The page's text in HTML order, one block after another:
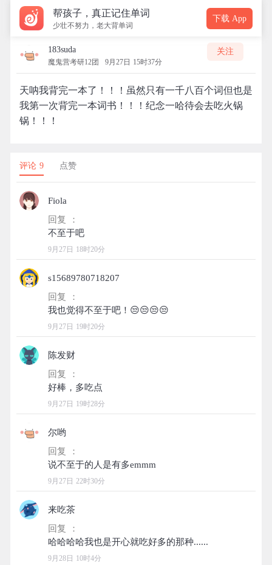
帮孩子，真正记住单词
少壮不努力，老大背单词
下载 App
183suda
魔鬼营考研12团 9月27日 15时37分
关注
天呐我背完一本了！！！虽然只有一千八百个词但也是
我第一次背完一本词书！！！纪念一哈待会去吃火锅
锅！！！
评论 9 点赞
Fiola
回复 ：
9月27日 18时20分
s15689780718207
回复 ：
9月27日 19时20分
陈发财
回复 ：
9月27日 19时28分
尔哟
回复 ：
9月27日 22时30分
来吃茶
回复 ：
9月28日 10时4分